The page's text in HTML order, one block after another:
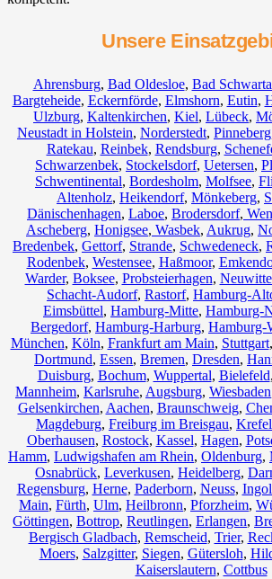
Unsere
Ahrensburg, Bad Oldesloe, Bad
Bargteheide, Eckernförde, Elmshorn, Eutin,
Ulzburg, Kaltenkirchen, Kiel, Lübeck,
Neustadt in Holstein, Norderstedt, Pinneberg
Ratekau, Reinbek, Rendsburg,
Schwarzenbek, Stockelsdorf, Uetersen,
Schwentinental, Bordesholm, Molfsee,
Altenholz, Heikendorf, Mönkeberg,
Dänischenhagen, Laboe, Brodersdorf,
Ascheberg, Honigsee, Wasbek, Aukrug,
Bredenbek, Gettorf, Strande, Schwedeneck,
Rodenbek, Westensee, Haßmoor,
Warder, Boksee, Probsteierhagen,
Schacht-Audorf, Rastorf, Hamburg-
Eimsbüttel, Hamburg-Mitte, Hamburg-
Bergedorf, Hamburg-Harburg, Hamburg-
München, Köln, Frankfurt am Main, Stuttgart,
Dortmund, Essen, Bremen, Dresden,
Duisburg, Bochum, Wuppertal, Bielefeld,
Mannheim, Karlsruhe, Augsburg, Wiesbaden
Gelsenkirchen, Aachen, Braunschweig,
Magdeburg, Freiburg im Breisgau,
Oberhausen, Rostock, Kassel, Hagen,
Hamm, Ludwigshafen am Rhein, Oldenburg,
Osnabrück, Leverkusen, Heidelberg,
Regensburg, Herne, Paderborn, Neuss,
Main, Fürth, Ulm, Heilbronn, Pforzheim,
Göttingen, Bottrop, Reutlingen, Erlangen,
Bergisch Gladbach, Remscheid, Trier,
Moers, Salzgitter, Siegen, Gütersloh,
Kaiserslautern, Cottbus